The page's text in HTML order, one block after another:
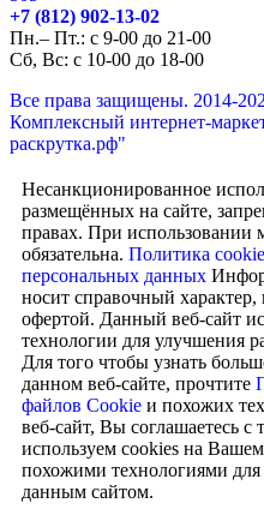
+7 (812) 902-13-02
Пн.– Пт.: с 9-00 до 21-00
Сб, Вс: с 10-00 до 18-00
Все права защищены. 2014-
Комплексный интернет-
раскрутка.рф"
Несанкционированное
размещённых на сайте,
правах. При использовании
обязательна. Политика
персональных данных
носит справочный характер,
офертой. Данный веб-сайт
технологии для улучшения
Для того чтобы узнать
данном веб-сайте, прочтите
файлов Cookie и похожих
веб-сайт, Вы соглашаетесь
используем cookies на
похожими технологиями
данным сайтом.